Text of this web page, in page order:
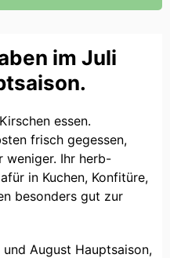
im Juli
essen.
frisch gegessen,
weniger. Ihr herb-
in Kuchen, Konfitüre,
besonders gut zur
August Hauptsaison,